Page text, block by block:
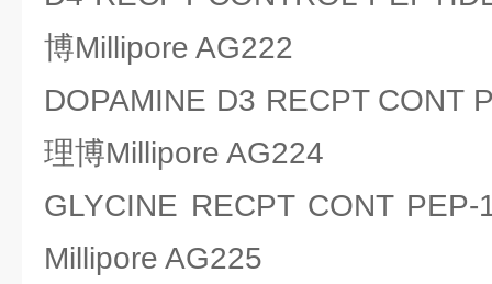
博Millipore AG222
DOPAMINE D3 RECPT CONT
理博Millipore AG224
GLYCINE RECPT CONT
Millipore AG225